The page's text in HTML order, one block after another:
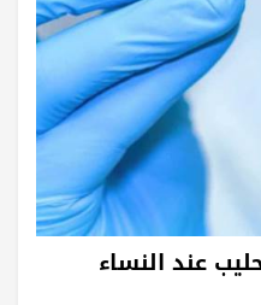
عند النساء